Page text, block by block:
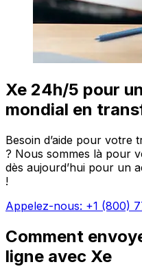
Xe 24h/5 pour
mondial en
Besoin d’aide pour votre
? Nous sommes là pour
dès aujourd’hui pour un
!
Appelez-nous: +1 (800)
Comment
ligne avec Xe